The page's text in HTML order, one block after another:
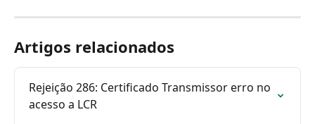
Artigos relacionados
Rejeição 286: Certificado Transmissor erro no
acesso a LCR